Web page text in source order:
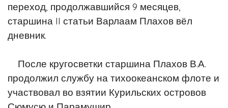
переход, продолжавшийся 9 месяцев,
старшина II статьи Варлаам Плахов вёл
дневник.
После кругосветки старшина Плахов В.А.
продолжил службу на тихоокеанском флоте и
участвовал во взятии Курильских островов